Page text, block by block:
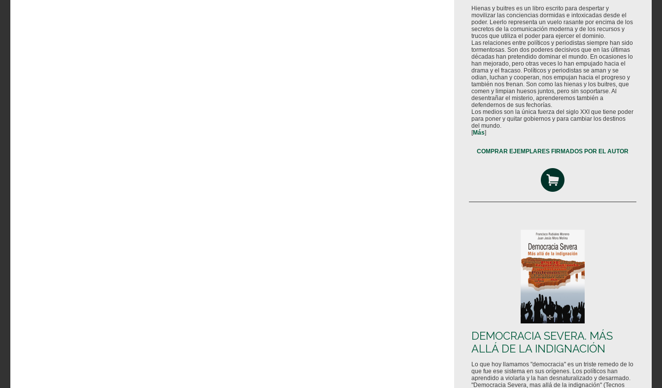
Hienas y buitres es un libro escrito para despertar y
movilizar las conciencias dormidas e intoxicadas desde el
poder. Leerlo representa un vuelo rasante por encima de los
secretos de la comunicación moderna y de los recursos y
trucos que utiliza el poder para ejercer el dominio.
Las relaciones entre políticos y periodistas siempre han sido
tormentosas. Son dos poderes decisivos que en las últimas
décadas han pretendido dominar el mundo. En ocasiones lo
han mejorado, pero otras veces lo han empujado hacia el
drama y el fracaso. Políticos y periodistas se aman y se
odian, luchan y cooperan, nos empujan hacia el progreso y
también nos frenan. Son como las hienas y los buitres, que
comen y limpian huesos juntos, pero sin soportarse. Al
desentrañar el misterio, aprenderemos también a
defendernos de sus fechorías.
Los medios son la única fuerza del siglo XXI que tiene poder
para poner y quitar gobiernos y para cambiar los destinos
del mundo.
[Más]
COMPRAR EJEMPLARES FIRMADOS POR EL AUTOR
DEMOCRACIA SEVERA. MÁS
ALLÁ DE LA INDIGNACIÓN
Lo que hoy llamamos "democracia" es un triste remedo de lo
que fue ese sistema en sus orígenes. Los políticos han
aprendido a violarla y la han desnaturalizado y desarmado.
"Democracia Severa, mas allá de la indignación" (Tecnos